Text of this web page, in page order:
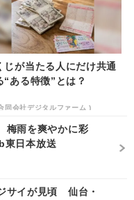
じが当たる人にだけ共通
“ある特徴”とは？
同会社デジタルファーム )
梅雨を爽やかに彩
日本放送
サイが見頃 仙台・